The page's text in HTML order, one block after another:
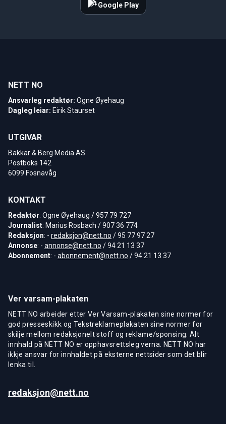
Google Play
NETT NO
Ansvarleg redaktør: Ogne Øyehaug
Dagleg leiar: Eirik Staurset
UTGIVAR
Bakkar & Berg Media AS
Postboks 142
6099 Fosnavåg
KONTAKT
Redaktør: Ogne Øyehaug / 957 79 727
Journalist: Marius Rosbach / 907 36 774
Redaksjon: - redaksjon@nett.no / 95 77 97 27
Annonse: - annonse@nett.no / 94 21 13 37
Abonnement: - abonnement@nett.no / 94 21 13 37
Ver varsam-plakaten
NETT NO arbeider etter Ver Varsam-plakaten sine normer for
god presseskikk og Tekstreklameplakaten sine normer for
skilje mellom redaksjonelt stoff og reklame/sponsing. Alt
innhald på NETT NO er opphavsrettsleg verna. NETT NO har
ikkje ansvar for innhaldet på eksterne nettsider som det blir
lenka til.
redaksjon@nett.no